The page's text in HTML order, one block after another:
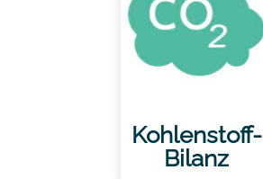
Kohlenstoff-
Bilanz